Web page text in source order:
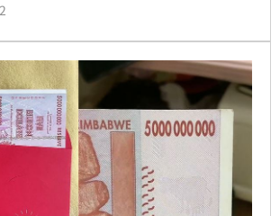
救助，男子也將手伸入鱷魚喉嚨進行